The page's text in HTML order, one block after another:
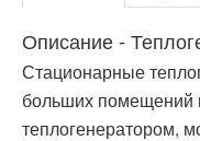
Описание -
Стационарные
больших помещений
теплогенератором,